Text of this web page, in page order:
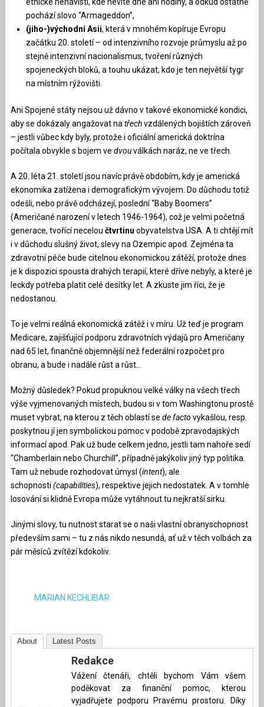
pochází slovo “Armageddon”,
(jiho-)východní Asii, která v mnohém kopíruje Evropu
začátku 20. století – od intenzivního rozvoje průmyslu až po
stejně intenzivní nacionalismus, tvoření různých
spojeneckých bloků, a touhu ukázat, kdo je ten největší tygr
na místním rýžovišti.
Ani Spojené státy nejsou už dávno v takové ekonomické kondici,
aby se dokázaly angažovat na třechvzdálených bojištích zároveň
– jestli vůbec kdy byly, protože i oficiální americká doktrína
počítala obvykle s bojem ve dvouválkách naráz, ne ve třech.
A 20. léta 21. století jsou navíc právě obdobím, kdy je americká
ekonomika zatížena i demografickým vývojem. Do důchodu totiž
odešli, nebo právě odcházejí, poslední “Baby Boomers”
(Američané narození v letech 1946-1964), což je velmi početná
generace, tvořící necelou čtvrtinu obyvatelstva USA. A ti chtějí mít
i v důchodu slušný život, slevy na Ozempic apod. Zejména ta
zdravotní péče bude citelnou ekonomickou zátěží, protože dnes
je k dispozici spousta drahých terapií, které dříve nebyly, a které je
leckdy potřeba platit celé desítky let. A zkuste jim říci, že je
nedostanou.
To je velmi reálná ekonomická zátěž i v míru. Už teď je program
Medicare, zajišťující podporu zdravotních výdajů pro Američany
nad 65 let, finančně objemnější než federální rozpočet pro
obranu, a bude i nadále růst a růst…
Možný důsledek? Pokud propuknou velké války na všech třech
výše vyjmenovaných místech, budou si v tom Washingtonu prostě
muset vybrat, na kterou z těch oblastí se de facto vykašlou, resp.
poskytnou jí jen symbolickou pomoc v podobě zpravodajských
informací apod. Pak už bude celkem jedno, jestli tam nahoře sedí
“Chamberlain nebo Churchill”, případně jakýkoliv jiný typ politika.
Tam už nebude rozhodovat úmysl (intent), ale
schopnosti (capabilities), respektive jejich nedostatek. A v tomhle
losování si klidně Evropa může vytáhnout tu nejkratší sirku.
Jinými slovy, tu nutnost starat se o naši vlastní obranyschopnost
především sami – tu z nás nikdo nesundá, ať už v těch volbách za
pár měsíců zvítězí kdokoliv.
MARIAN.KECHLIBAR
About Latest Posts
Redakce
Vážení čtenáři, chtěli bychom Vám všem
poděkovat za finanční pomoc, kterou
vyjadřujete podporu Pravému prostoru. Díky